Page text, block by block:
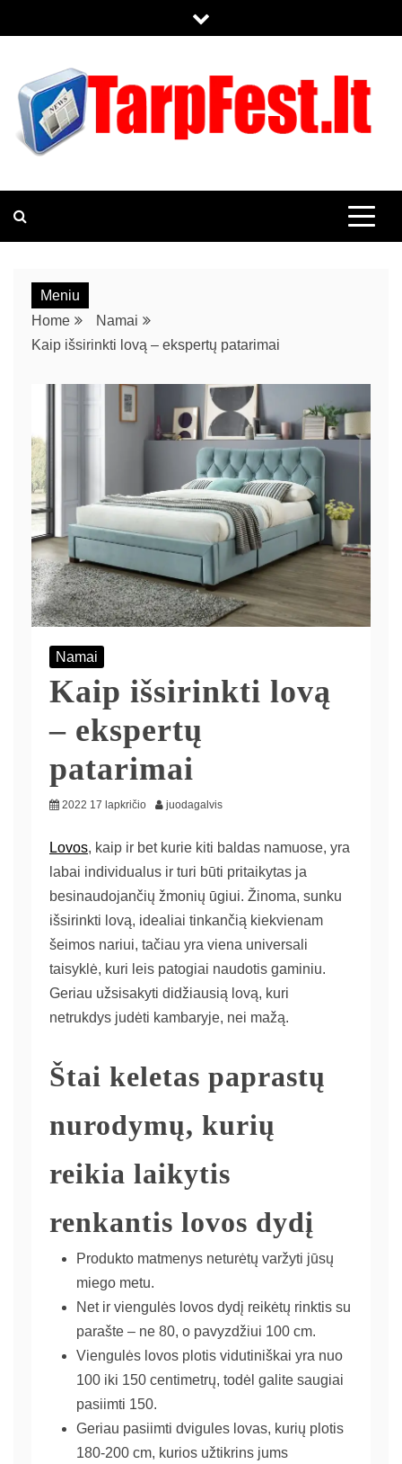
Meniu
Home
Namai
Kaip išsirinkti lovą – ekspertų patarimai
Namai
Kaip išsirinkti lovą
– ekspertų
patarimai
2022 17 lapkričio juodagalvis
Lovos, kaip ir bet kurie kiti baldas namuose, yra
labai individualus ir turi būti pritaikytas ja
besinaudojančių žmonių ūgiui. Žinoma, sunku
išsirinkti lovą, idealiai tinkančią kiekvienam
šeimos nariui, tačiau yra viena universali
taisyklė, kuri leis patogiai naudotis gaminiu.
Geriau užsisakyti didžiausią lovą, kuri
netrukdys judėti kambaryje, nei mažą.
Štai keletas paprastų
nurodymų, kurių
reikia laikytis
renkantis lovos dydį
Produkto matmenys neturėtų varžyti jūsų
miego metu.
Net ir viengulės lovos dydį reikėtų rinktis su
parašte – ne 80, o pavyzdžiui 100 cm.
Viengulės lovos plotis vidutiniškai yra nuo
100 iki 150 centimetrų, todėl galite saugiai
pasiimti 150.
Geriau pasiimti dvigules lovas, kurių plotis
180-200 cm, kurios užtikrins jums